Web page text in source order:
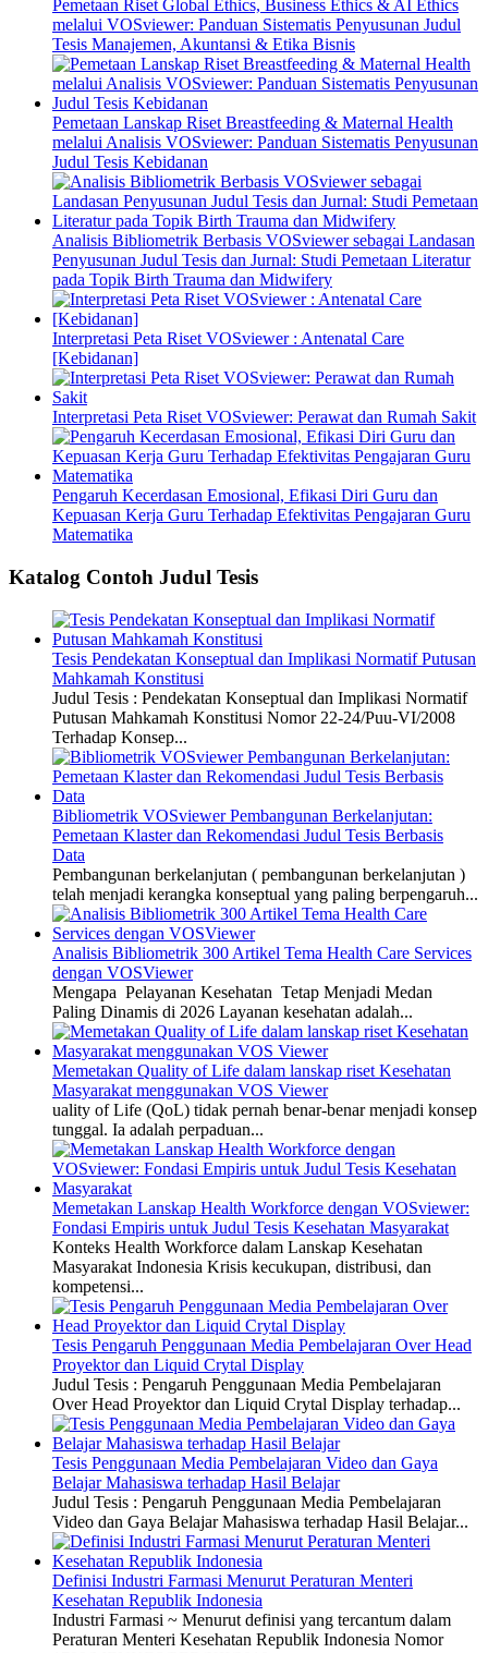
Pemetaan Riset Global Ethics, Business Ethics & AI Ethics
melalui VOSviewer: Panduan Sistematis Penyusunan Judul
Tesis Manajemen, Akuntansi & Etika Bisnis
Pemetaan Lanskap Riset Breastfeeding & Maternal Health
melalui Analisis VOSviewer: Panduan Sistematis Penyusunan
Judul Tesis Kebidanan
Analisis Bibliometrik Berbasis VOSviewer sebagai Landasan
Penyusunan Judul Tesis dan Jurnal: Studi Pemetaan Literatur
pada Topik Birth Trauma dan Midwifery
Interpretasi Peta Riset VOSviewer : Antenatal Care
[Kebidanan]
Interpretasi Peta Riset VOSviewer: Perawat dan Rumah Sakit
Pengaruh Kecerdasan Emosional, Efikasi Diri Guru dan
Kepuasan Kerja Guru Terhadap Efektivitas Pengajaran Guru
Matematika
Katalog Contoh Judul Tesis
Tesis Pendekatan Konseptual dan Implikasi Normatif Putusan
Mahkamah Konstitusi
Judul Tesis : Pendekatan Konseptual dan Implikasi Normatif
Putusan Mahkamah Konstitusi Nomor 22-24/Puu-VI/2008
Terhadap Konsep...
Bibliometrik VOSviewer Pembangunan Berkelanjutan:
Pemetaan Klaster dan Rekomendasi Judul Tesis Berbasis
Data
Pembangunan berkelanjutan ( pembangunan berkelanjutan )
telah menjadi kerangka konseptual yang paling berpengaruh...
Analisis Bibliometrik 300 Artikel Tema Health Care Services
dengan VOSViewer
Mengapa Pelayanan Kesehatan Tetap Menjadi Medan
Paling Dinamis di 2026 Layanan kesehatan adalah...
Memetakan Quality of Life dalam lanskap riset Kesehatan
Masyarakat menggunakan VOS Viewer
uality of Life (QoL) tidak pernah benar-benar menjadi konsep
tunggal. Ia adalah perpaduan...
Memetakan Lanskap Health Workforce dengan VOSviewer:
Fondasi Empiris untuk Judul Tesis Kesehatan Masyarakat
Konteks Health Workforce dalam Lanskap Kesehatan
Masyarakat Indonesia Krisis kecukupan, distribusi, dan
kompetensi...
Tesis Pengaruh Penggunaan Media Pembelajaran Over Head
Proyektor dan Liquid Crytal Display
Judul Tesis : Pengaruh Penggunaan Media Pembelajaran
Over Head Proyektor dan Liquid Crytal Display terhadap...
Tesis Penggunaan Media Pembelajaran Video dan Gaya
Belajar Mahasiswa terhadap Hasil Belajar
Judul Tesis : Pengaruh Penggunaan Media Pembelajaran
Video dan Gaya Belajar Mahasiswa terhadap Hasil Belajar...
Definisi Industri Farmasi Menurut Peraturan Menteri
Kesehatan Republik Indonesia
Industri Farmasi ~ Menurut definisi yang tercantum dalam
Peraturan Menteri Kesehatan Republik Indonesia Nomor